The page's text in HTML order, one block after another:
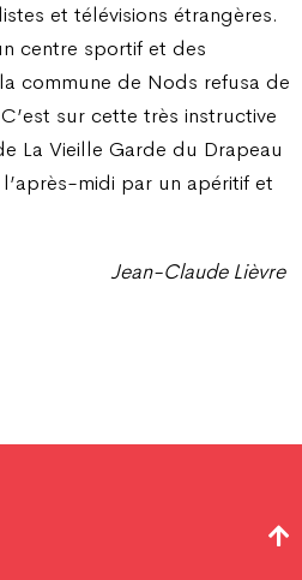
et télévisions étrangères.
centre sportif et des
commune de Nods refusa de
sur cette très instructive
La Vieille Garde du Drapeau
midi par un apéritif et
Jean-Claude Lièvre